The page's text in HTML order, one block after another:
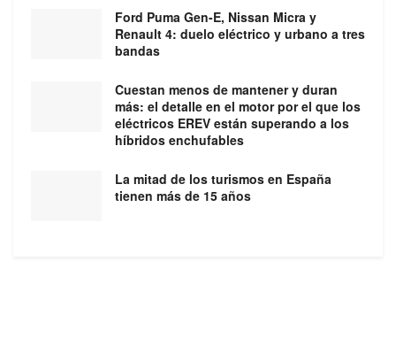
Ford Puma Gen-E, Nissan Micra y
Renault 4: duelo eléctrico y urbano a tres
bandas
Cuestan menos de mantener y duran
más: el detalle en el motor por el que los
eléctricos EREV están superando a los
híbridos enchufables
La mitad de los turismos en España
tienen más de 15 años